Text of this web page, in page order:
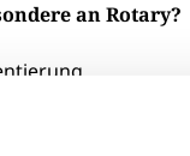
an Rotary?